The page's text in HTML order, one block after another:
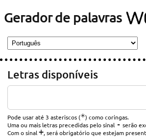
Gerador de palavras
Letras disponíveis
Pode usar até 3 asteriscos (*) como coringas.
Uma ou mais letras precedidas pelo sinal - serão
Com o sinal+, será obrigatório que estejam